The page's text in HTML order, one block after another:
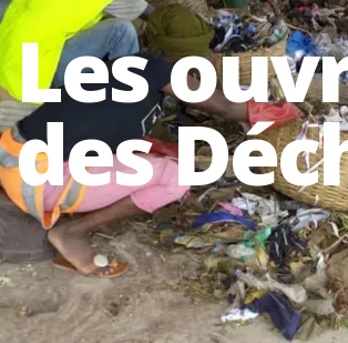
Les
des